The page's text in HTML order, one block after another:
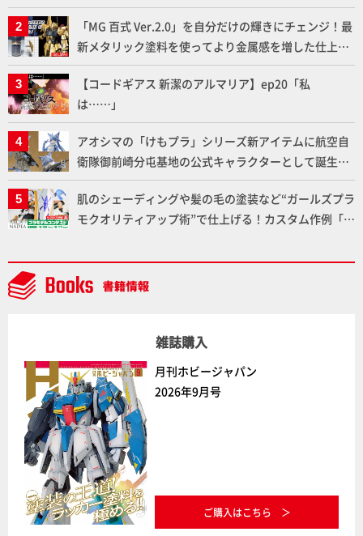
下ろしでご紹介!!さらに「大鉄人17」＆「ワンエイ
ト」セット情報もお届け！【超合金の魂】
「MG 百式 Ver.2.0」を自分だけの輝きにチェンジ！最
新メタリック塗料を使ってより金属感を増した仕上が
りに!!【試し読み】
【コードギアス 新潔のアルマリア】ep20「私
は……」
アオシマの「けもプラ」シリーズ新アイテムに航空自
衛隊御前崎分屯基地の公式キャラクターとして誕生し
た「おまねこ」が着任！けもプラ公式サイト限定版と
通常版の2ラインで発売！
肌のシェーディングや髪の毛の塗装など“ガールズプラ
モクオリティアップ術”で仕上げる！カスタム作例「白
デルコンテスト」～8月17日（月）11:59まで応募受付
中】
雑誌購入
月刊ホビージャパン
2026年9月号
ご購入はこちら